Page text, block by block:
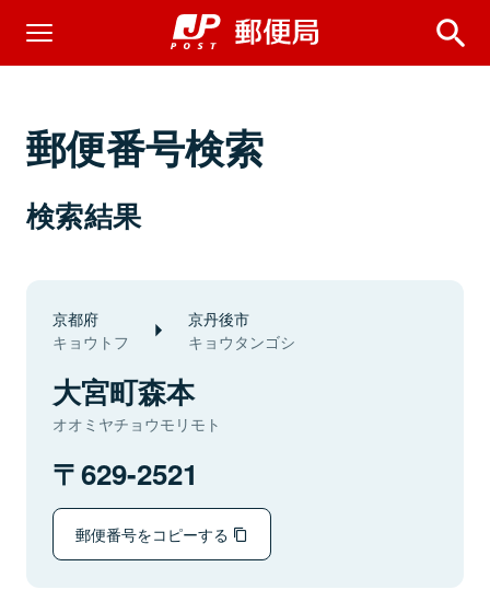
郵便番号検索
検索結果
京都府
キョウトフ
京丹後市
キョウタンゴシ
大宮町森本
オオミヤチョウモリモト
629-2521
郵便番号をコピーする